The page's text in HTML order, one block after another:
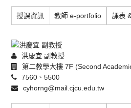
授課資訊 教師 e-portfolio 課表
洪慶宜 副教授
第二教學大樓 7F (Second
7560、5500
cyhorng@mail.cjcu.edu.tw